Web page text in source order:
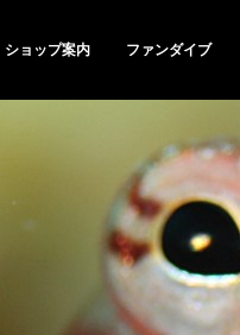
ショップ案内 ファンダイブ